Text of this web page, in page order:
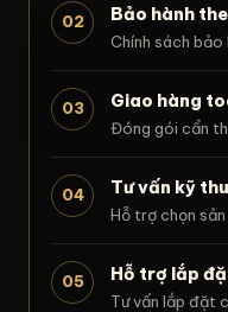
02 Bảo hành
Chính sách bảo
03 Giao hàng
Đóng gói cẩn
04 Tư vấn kỹ
Hỗ trợ chọn sản
05 Hỗ trợ lắp
Tư vấn lắp đặt